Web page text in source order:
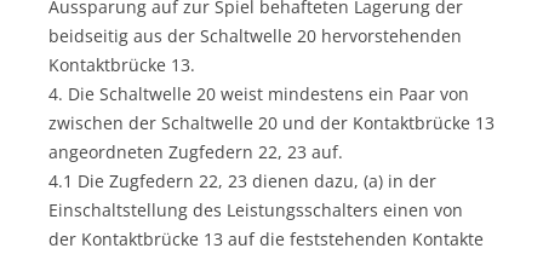
Aussparung auf zur Spiel behafteten Lagerung der
beidseitig aus der Schaltwelle 20 hervorstehenden
Kontaktbrücke 13.
4. Die Schaltwelle 20 weist mindestens ein Paar von
zwischen der Schaltwelle 20 und der Kontaktbrücke 13
angeordneten Zugfedern 22, 23 auf.
4.1 Die Zugfedern 22, 23 dienen dazu, (a) in der
Einschaltstellung des Leistungsschalters einen von
der Kontaktbrücke 13 auf die feststehenden Kontakte